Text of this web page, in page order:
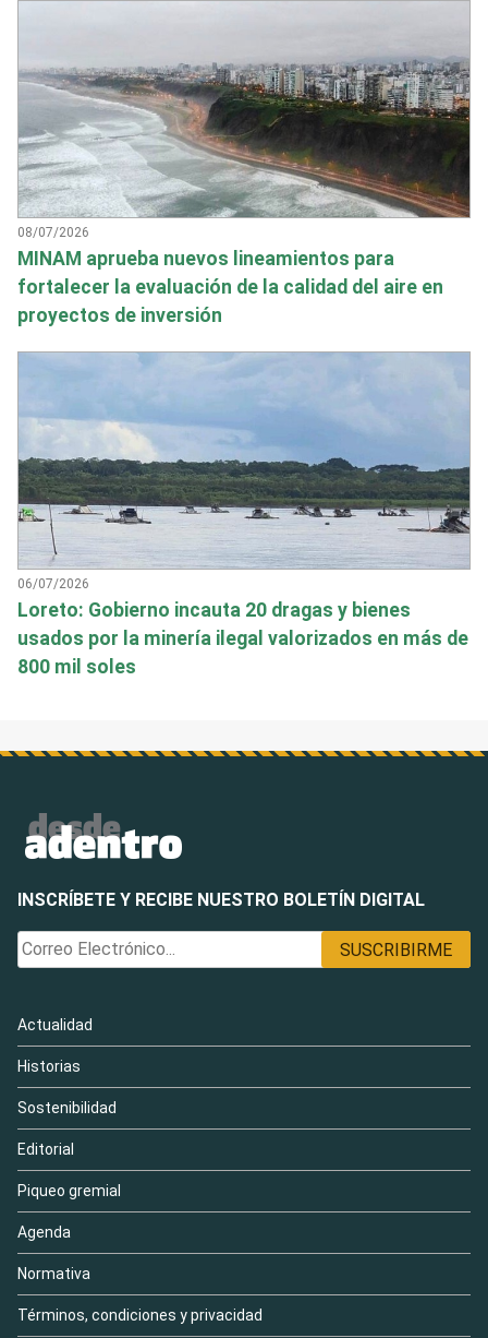
08/07/2026
MINAM aprueba nuevos lineamientos para
fortalecer la evaluación de la calidad del aire en
proyectos de inversión
06/07/2026
Loreto: Gobierno incauta 20 dragas y bienes
usados por la minería ilegal valorizados en más de
800 mil soles
INSCRÍBETE Y RECIBE NUESTRO BOLETÍN DIGITAL
Actualidad
Historias
Sostenibilidad
Editorial
Piqueo gremial
Agenda
Normativa
Términos, condiciones y privacidad